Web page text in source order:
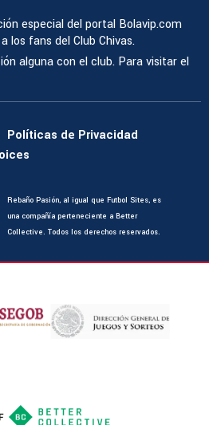
especial del portal Bolavip.com
los fans del Club Chivas.
alguna con el club. Para visitar el
Políticas de Privacidad
Rebaño Pasión, al igual que Futbol Sites, es
una compañía perteneciente a Better
Collective. Todos los derechos reservados.